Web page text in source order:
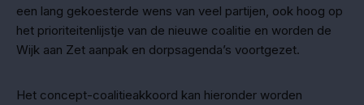
een lang gekoesterde wens van veel partijen, ook hoog op
het prioriteitenlijstje van de nieuwe coalitie en worden de
Wijk aan Zet aanpak en dorpsagenda’s voortgezet.
Het concept-coalitieakkoord kan hieronder worden